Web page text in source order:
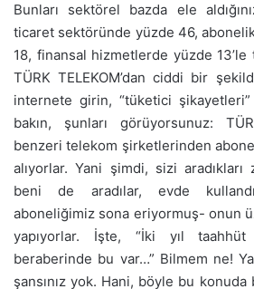
Bunları sektörel bazda ele
ticaret sektöründe yüzde 46,
18, finansal hizmetlerde yüzde
TÜRK TELEKOM’dan ciddi bir
internete girin, “tüketici
bakın, şunları görüyorsunuz:
benzeri telekom şirketlerinden
alıyorlar. Yani şimdi, sizi
beni de aradılar, evde
aboneliğimiz sona eriyormuş- onun
yapıyorlar. İşte, “İki yıl
beraberinde bu var…” Bilmem ne!
şansınız yok. Hani, böyle bu